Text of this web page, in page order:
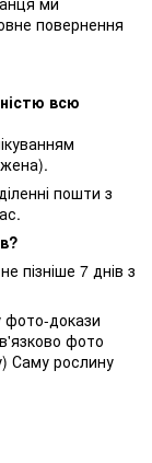
повернення
всю
пошти з
пізніше 7 днів з
фото-докази
фото
Саму рослину